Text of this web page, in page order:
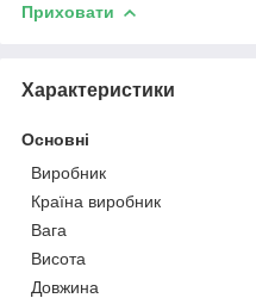
Приховати
Характеристики
Основні
Виробник
Країна виробник
Вага
Висота
Довжина